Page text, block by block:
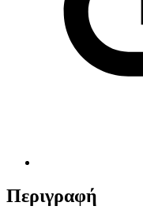
Περιγραφή